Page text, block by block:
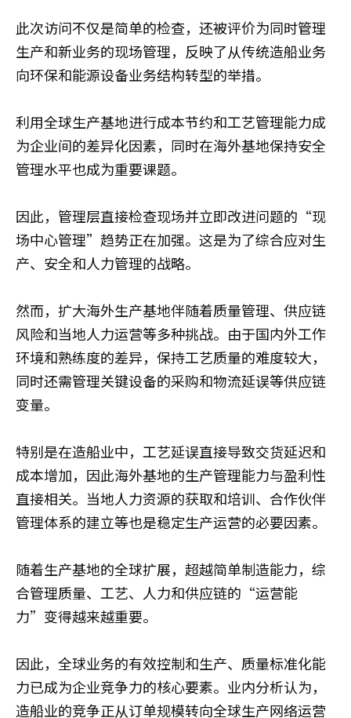
此次访问不仅是简单的检查，还被评价为同时管理
生产和新业务的现场管理，反映了从传统造船业务
向环保和能源设备业务结构转型的举措。
利用全球生产基地进行成本节约和工艺管理能力成
为企业间的差异化因素，同时在海外基地保持安全
管理水平也成为重要课题。
因此，管理层直接检查现场并立即改进问题的“现
场中心管理”趋势正在加强。这是为了综合应对生
产、安全和人力管理的战略。
然而，扩大海外生产基地伴随着质量管理、供应链
风险和当地人力运营等多种挑战。由于国内外工作
环境和熟练度的差异，保持工艺质量的难度较大，
同时还需管理关键设备的采购和物流延误等供应链
变量。
特别是在造船业中，工艺延误直接导致交货延迟和
成本增加，因此海外基地的生产管理能力与盈利性
直接相关。当地人力资源的获取和培训、合作伙伴
管理体系的建立等也是稳定生产运营的必要因素。
随着生产基地的全球扩展，超越简单制造能力，综
合管理质量、工艺、人力和供应链的“运营能
力”变得越来越重要。
因此，全球业务的有效控制和生产、质量标准化能
力已成为企业竞争力的核心要素。业内分析认为，
造船业的竞争正从订单规模转向全球生产网络运营